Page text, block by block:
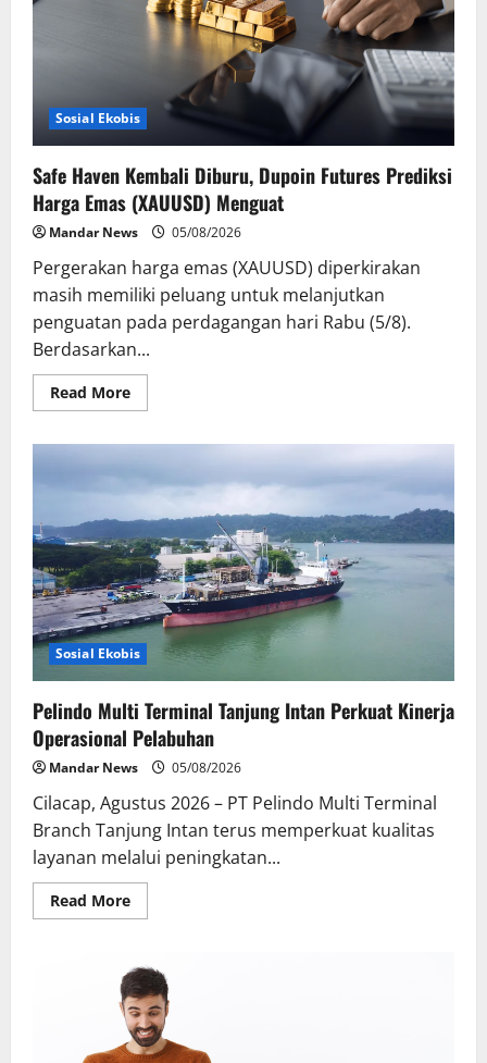
Sosial Ekobis
Safe Haven Kembali Diburu, Dupoin Futures Prediksi
Harga Emas (XAUUSD) Menguat
Mandar News 05/08/2026
Pergerakan harga emas (XAUUSD) diperkirakan
masih memiliki peluang untuk melanjutkan
penguatan pada perdagangan hari Rabu (5/8).
Berdasarkan...
Read MoreRead
more
Kembali
Diburu,
Dupoin
Futures
Prediksi
Harga
Emas
(XAUUSD)
Menguat
Sosial Ekobis
Pelindo Multi Terminal Tanjung Intan Perkuat Kinerja
Operasional Pelabuhan
Mandar News 05/08/2026
Cilacap, Agustus 2026 – PT Pelindo Multi Terminal
Branch Tanjung Intan terus memperkuat kualitas
layanan melalui peningkatan...
Read MoreRead
more
Terminal
Tanjung
Intan
Perkuat
Kinerja
Operasional